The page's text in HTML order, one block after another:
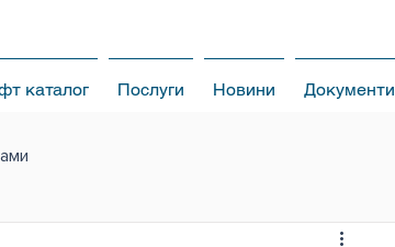
каталог Послуги Новини Документи